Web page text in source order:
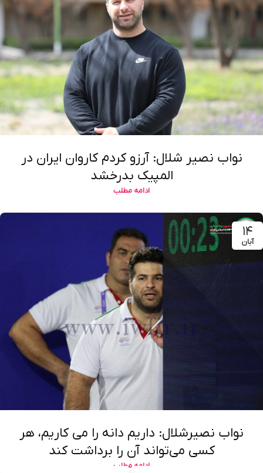
نواب نصیر شلال: آرزو کردم کاروان ایران در
المپیک بدرخشد
ادامه مطلب
۱۴
آبان
نواب نصیرشلال: داریم دانه را می کاریم، هر
کسی می‌تواند آن را برداشت کند
ادامه مطلب